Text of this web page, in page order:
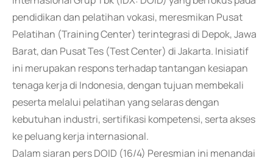
pendidikan dan pelatihan vokasi, meresmikan Pusat
Pelatihan (Training Center) terintegrasi di Depok, Jawa
Barat, dan Pusat Tes (Test Center) di Jakarta. Inisiatif
ini merupakan respons terhadap tantangan kesiapan
tenaga kerja di Indonesia, dengan tujuan membekali
peserta melalui pelatihan yang selaras dengan
kebutuhan industri, sertifikasi kompetensi, serta akses
ke peluang kerja internasional.
Dalam siaran pers DOID (16/4) Peresmian ini menandai